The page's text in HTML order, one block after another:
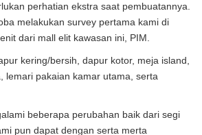
perhatian ekstra saat pembuatannya.
melakukan survey pertama kami di
dari mall elit kawasan ini, PIM.
kering/bersih, dapur kotor, meja island,
lemari pakaian kamar utama, serta
beberapa perubahan baik dari segi
pun dapat dengan serta merta